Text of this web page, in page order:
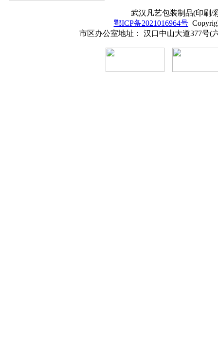
武汉凡艺包装制品(印刷/
鄂ICP备2021016964号
市区办公室地址： 汉口中山大道377号